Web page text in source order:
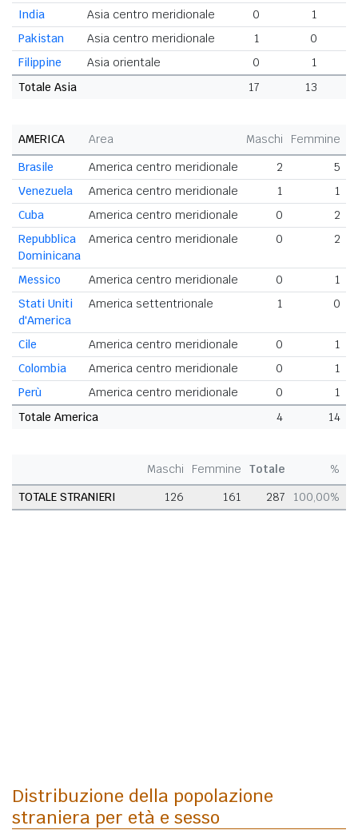
India Asia centro meridionale 0 1
Pakistan
Asia centro meridionale 1 0
Filippine
Asia orientale 0 1
Totale Asia
17 13
AMERICA Area Maschi Femmine
Brasile
America centro meridionale 2
5
Venezuela
America centro meridionale 1
1
Cuba
America centro meridionale 0
2
Repubblica
Dominicana
America centro meridionale 0 2
Messico America centro meridionale 0
1
Stati Uniti
d'America
America settentrionale 1 0
Cile America centro meridionale 0
1
Colombia
America centro meridionale 0
1
Perù
America centro meridionale 0
1
Totale America
4 14
Maschi Femmine Totale
%
TOTALE STRANIERI
126 161 287 100,00%
Distribuzione della popolazione
straniera per età e sesso